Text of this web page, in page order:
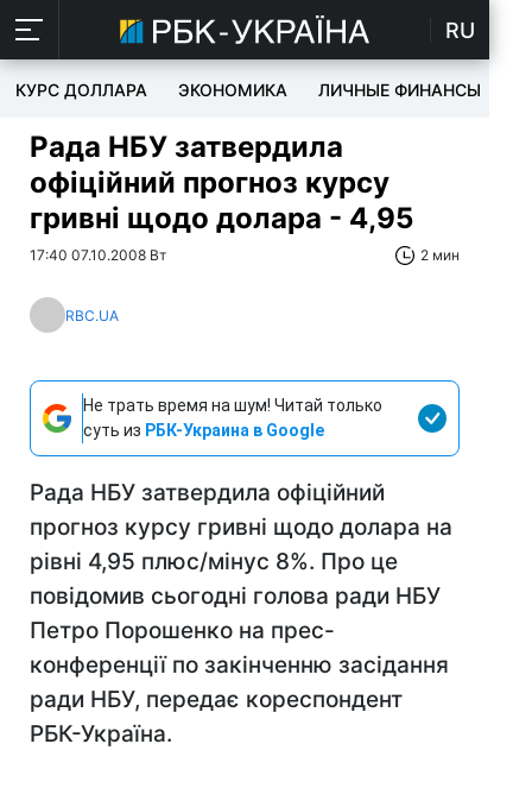
RU
КУРС ДОЛЛАРА ЭКОНОМИКА ЛИЧНЫЕ ФИНАНСЫ
Рада НБУ затвердила
офіційний прогноз курсу
гривні щодо долара - 4,95
17:40 07.10.2008 Вт 2 мин
RBC.UA
Не трать время на шум! Читай только
суть из РБК-Украина в Google
Рада НБУ затвердила офіційний
прогноз курсу гривні щодо долара на
рівні 4,95 плюс/мінус 8%. Про це
повідомив сьогодні голова ради НБУ
Петро Порошенко на прес-
конференції по закінченню засідання
ради НБУ, передає кореспондент
РБК-Україна.